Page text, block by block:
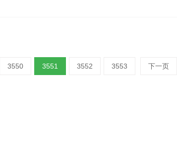
3550 3551 3552 3553 下一页